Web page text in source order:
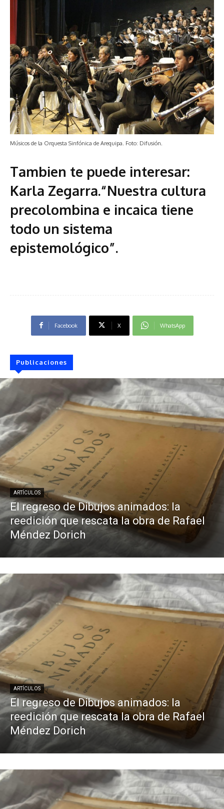
Músicos de la Orquesta Sinfónica de Arequipa. Foto: Difusión.
Tambien te puede interesar:
Karla Zegarra.“Nuestra cultura
precolombina e incaica tiene
todo un sistema
epistemológico”.
Facebook X WhatsApp
Publicaciones
ARTÍCULOS
El regreso de Dibujos animados: la
reedición que rescata la obra de Rafael
Méndez Dorich
ARTÍCULOS
El regreso de Dibujos animados: la
reedición que rescata la obra de Rafael
Méndez Dorich